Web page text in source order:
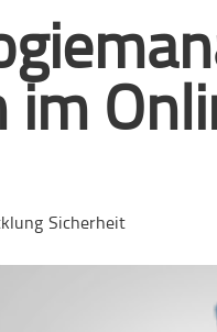
im
Sicherheit